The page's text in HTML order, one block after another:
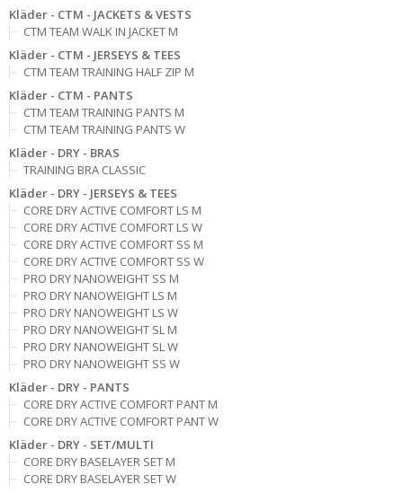
Kläder - CTM - JACKETS & VESTS
CTM TEAM WALK IN JACKET M
Kläder - CTM - JERSEYS & TEES
CTM TEAM TRAINING HALF ZIP M
Kläder - CTM - PANTS
CTM TEAM TRAINING PANTS M
CTM TEAM TRAINING PANTS W
Kläder - DRY - BRAS
TRAINING BRA CLASSIC
Kläder - DRY - JERSEYS & TEES
CORE DRY ACTIVE COMFORT LS M
CORE DRY ACTIVE COMFORT LS W
CORE DRY ACTIVE COMFORT SS M
CORE DRY ACTIVE COMFORT SS W
PRO DRY NANOWEIGHT SS M
PRO DRY NANOWEIGHT LS M
PRO DRY NANOWEIGHT LS W
PRO DRY NANOWEIGHT SL M
PRO DRY NANOWEIGHT SL W
PRO DRY NANOWEIGHT SS W
Kläder - DRY - PANTS
CORE DRY ACTIVE COMFORT PANT M
CORE DRY ACTIVE COMFORT PANT W
Kläder - DRY - SET/MULTI
CORE DRY BASELAYER SET M
CORE DRY BASELAYER SET W